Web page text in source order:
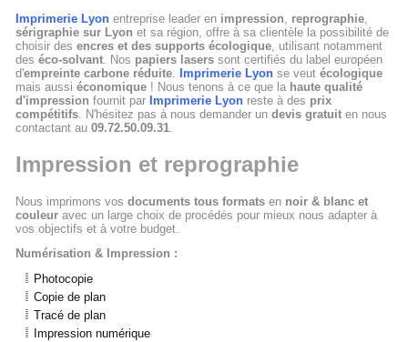
Imprimerie Lyon entreprise leader en impression, reprographie,
sérigraphie sur Lyon et sa région, offre à sa clientèle la possibilité de
choisir desencres et des supports écologique, utilisant notamment
deséco-solvant. Nos papiers lasers sont certifiés du label européen
d'empreinte carbone réduite. Imprimerie Lyon se veutécologique
mais aussiéconomique ! Nous tenons à ce que la haute qualité
d'impression fournit par Imprimerie Lyon reste à des prix
compétitifs. N'hésitez pas à nous demander undevis gratuit en nous
contactant au09.72.50.09.31.
Impression et reprographie
Nous imprimons vosdocuments tous formats en noir & blanc et
couleur avec un large choix de procédés pour mieux nous adapter à
vos objectifs et à votre budget.
Numérisation & Impression :
Photocopie
Copie de plan
Tracé de plan
Impression numérique